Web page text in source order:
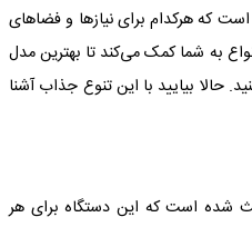
که هرکدام برای نیازها و فضاهای
به شما کمک می‌کند تا بهترین مدل
حالا بیایید با این تنوع جذاب آشنا
شده است که این دستگاه برای هر